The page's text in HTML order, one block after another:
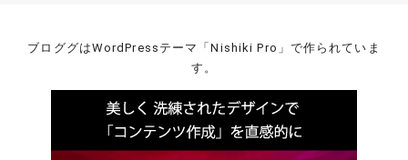
ブロググはWordPressテーマ「Nishiki Pro」で作られていま
す。